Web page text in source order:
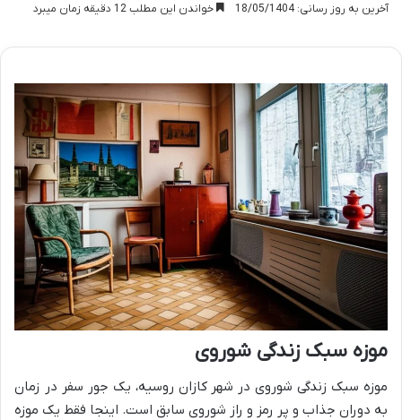
آخرین به روز رسانی: 18/05/1404 خواندن این مطلب 12 دقیقه زمان میبرد
موزه سبک زندگی شوروی
موزه سبک زندگی شوروی در شهر کازان روسیه، یک جور سفر در زمان
به دوران جذاب و پر رمز و راز شوروی سابق است. اینجا فقط یک موزه